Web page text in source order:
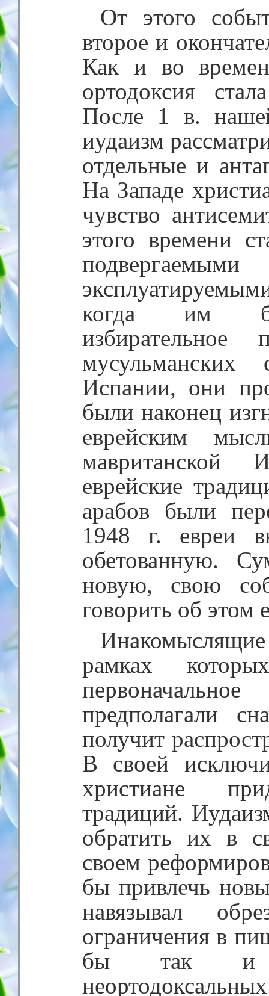
От этого
второе и
Как и во
ортодоксия
После 1 в.
иудаизм
отдельные и
На Западе
чувство
этого времени
когда им
Испании, они
были наконец
еврейским
мавританской
еврейские
арабов были
1948 г. евреи
обетованную.
новую, свою
говорить об
рамках
предполагали
получит
В своей
христиане
традиций.
обратить их в
своем
бы привлечь
навязывал
ограничения в
бы так и